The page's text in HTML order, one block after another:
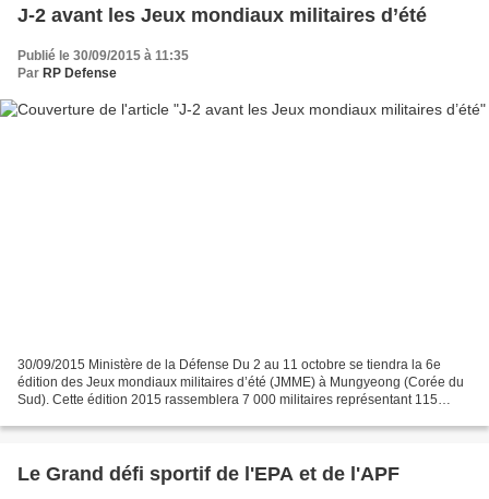
J-2 avant les Jeux mondiaux militaires d’été
Publié le 30/09/2015 à 11:35
Par RP Defense
30/09/2015 Ministère de la Défense Du 2 au 11 octobre se tiendra la 6e
édition des Jeux mondiaux militaires d’été (JMME) à Mungyeong (Corée du
Sud). Cette édition 2015 rassemblera 7 000 militaires représentant 115
Le Grand défi sportif de l'EPA et de l'APF